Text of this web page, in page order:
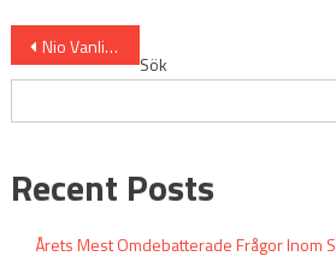
Inläggsnavigering
Nio Vanliga Myter Om Sportspel Som Debatteras
Sök
Recent Posts
Årets Mest Omdebatterade Frågor Inom